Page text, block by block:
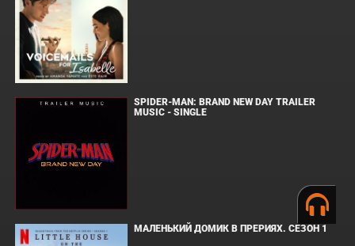
SPIDER-MAN: BRAND NEW DAY TRAILER
MUSIC - SINGLE
МАЛЕНЬКИЙ ДОМИК В ПРЕРИЯХ. СЕЗОН 1